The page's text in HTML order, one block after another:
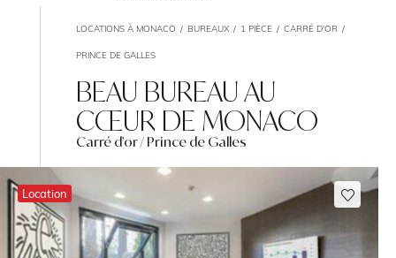
LOCATIONS À MONACO BUREAUX 1 PIÈCE CARRÉ D'OR
PRINCE DE GALLES
BEAU BUREAU AU
CŒUR DE MONACO
Carré d'or / Prince de Galles
Location